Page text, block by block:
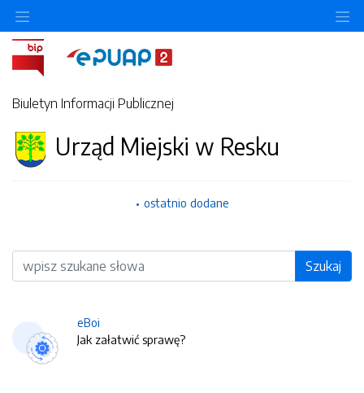
Biuletyn Informacji Publicznej
Urząd Miejski w Resku
ostatnio dodane
Wyszukiwarka Szukaj
eBoi
Jak załatwić sprawę?